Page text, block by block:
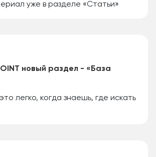
уже в разделе «Статьи»
новый раздел - «База
легко, когда знаешь, где искать